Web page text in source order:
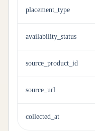
placement_type
availability_status
source_product_id
source_url
collected_at